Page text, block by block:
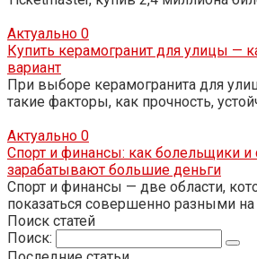
Актуально 0
Купить керамогранит для улицы —
вариант
При выборе керамогранита для
такие факторы, как прочность,
Актуально 0
Спорт и финансы: как болельщики и
зарабатывают большие деньги
Спорт и финансы — две области,
показаться совершенно разными
Поиск статей
Поиск: